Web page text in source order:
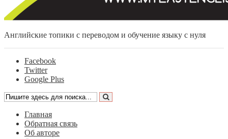
Английские топики с переводом и обучение языку с нуля
Facebook
Twitter
Google Plus
Главная
Обратная связь
Об авторе